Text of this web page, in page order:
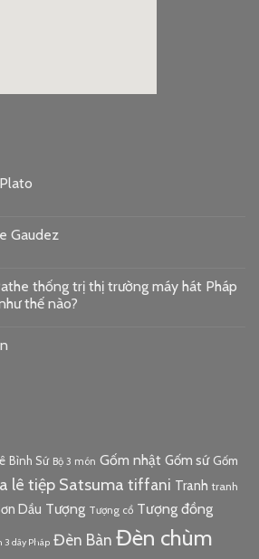
Gaudez
thống trị thị trường máy hát Pháp
thế nào?
Bình Sứ Bộ 3 món Gốm nhật Gốm sứ Gốm
lê tiệp Satsuma tiffani Tranh tranh
Dầu Tượng Tượng cổ Tượng đồng
dây Pháp Đèn Bàn Đèn chùm